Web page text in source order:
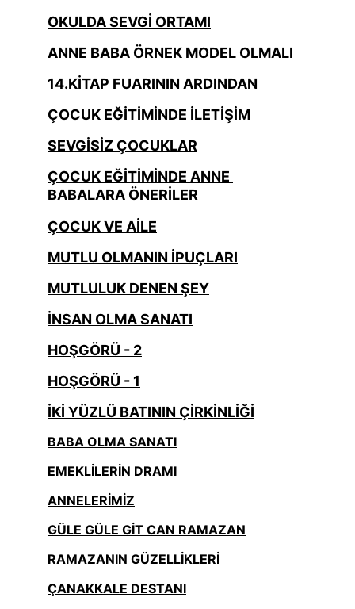
OKULDA SEVGİ ORTAMI
ANNE BABA ÖRNEK MODEL OLMALI
14.KİTAP FUARININ ARDINDAN
ÇOCUK EĞİTİMİNDE İLETİŞİM
SEVGİSİZ ÇOCUKLAR
ÇOCUK EĞİTİMİNDE ANNE
BABALARA ÖNERİLER
ÇOCUK VE AİLE
MUTLU OLMANIN İPUÇLARI
MUTLULUK DENEN ŞEY
İNSAN OLMA SANATI
HOŞGÖRÜ - 2
HOŞGÖRÜ - 1
İKİ YÜZLÜ BATININ ÇİRKİNLİĞİ
BABA OLMA SANATI
EMEKLİLERİN DRAMI
ANNELERİMİZ
GÜLE GÜLE GİT CAN RAMAZAN
RAMAZANIN GÜZELLİKLERİ
ÇANAKKALE DESTANI